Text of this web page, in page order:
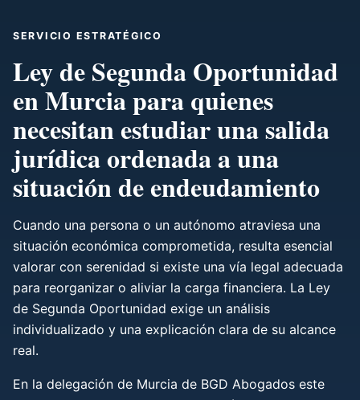
SERVICIO ESTRATÉGICO
Ley de Segunda Oportunidad
en Murcia para quienes
necesitan estudiar una salida
jurídica ordenada a una
situación de endeudamiento
Cuando una persona o un autónomo atraviesa una
situación económica comprometida, resulta esencial
valorar con serenidad si existe una vía legal adecuada
para reorganizar o aliviar la carga financiera. La Ley
de Segunda Oportunidad exige un análisis
individualizado y una explicación clara de su alcance
real.
En la delegación de Murcia de BGD Abogados este